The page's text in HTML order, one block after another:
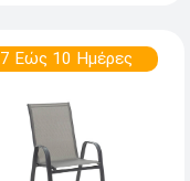
7 Εώς 10 Ημέρες